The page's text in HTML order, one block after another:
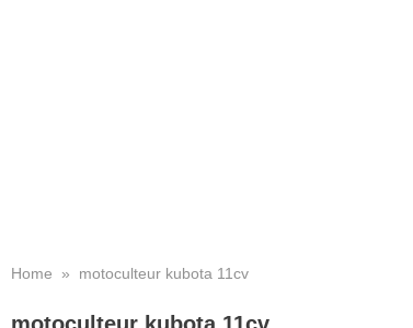
Home » motoculteur kubota 11cv